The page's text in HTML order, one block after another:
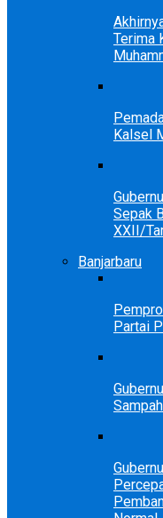
Terima
Kalsel
Sepak
XXII/
Banjarbaru
Partai